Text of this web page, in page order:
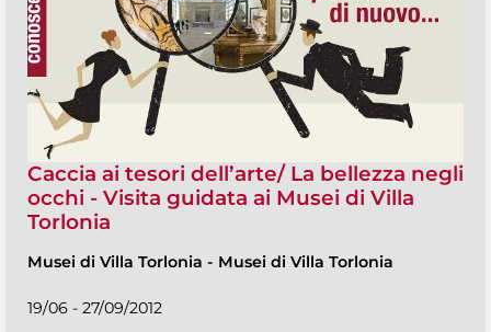
Caccia ai tesori dell’arte/ La bellezza negli
occhi - Visita guidata ai Musei di Villa
Torlonia
Musei di Villa Torlonia - Musei di Villa Torlonia
19/06 - 27/09/2012